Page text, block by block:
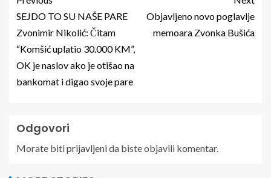
SEJDO TO SU NAŠE PARE
Zvonimir Nikolić: Čitam
“Komšić uplatio 30.000 KM”,
OK je naslov ako je otišao na
bankomat i digao svoje pare
Objavljeno novo poglavlje
memoara Zvonka Bušića
Odgovori
Morate bitiprijavljenida biste objavili komentar.